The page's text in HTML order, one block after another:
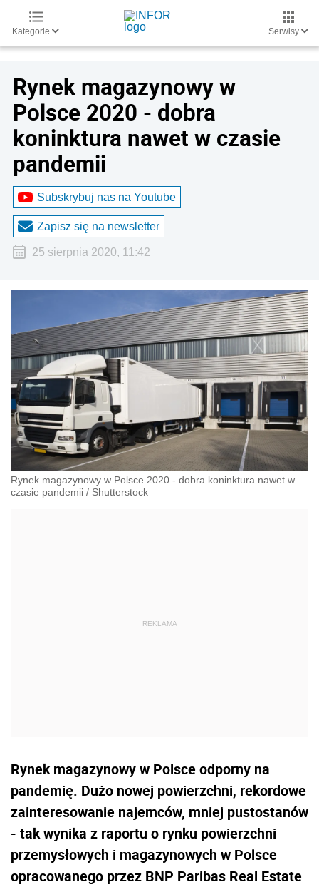
Kategorie Serwisy
Rynek magazynowy w
Polsce 2020 - dobra
koninktura nawet w czasie
pandemii
Subskrybuj nas na Youtube
Zapisz się na newsletter
25 sierpnia 2020, 11:42
Rynek magazynowy w Polsce 2020 - dobra koninktura nawet w
czasie pandemii / Shutterstock
Rynek magazynowy w Polsce odporny na
pandemię. Dużo nowej powierzchni, rekordowe
zainteresowanie najemców, mniej pustostanów
- tak wynika z raportu o rynku powierzchni
przemysłowych i magazynowych w Polsce
opracowanego przez BNP Paribas Real Estate